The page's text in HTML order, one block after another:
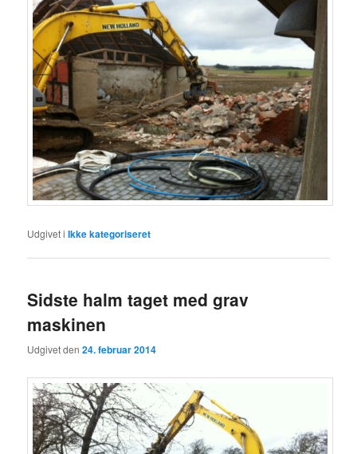
Udgivet i Ikke kategoriseret
Sidste halm taget med grav
maskinen
Udgivet den24. februar 2014